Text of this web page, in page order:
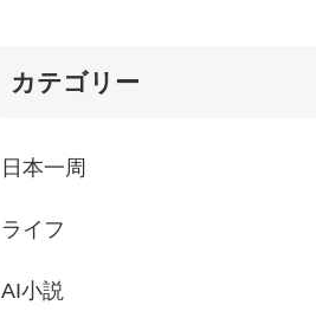
カテゴリー
日本一周
ライフ
AI小説